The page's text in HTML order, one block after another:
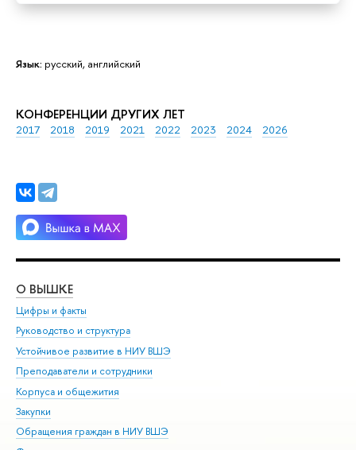
Язык: русский, английский
КОНФЕРЕНЦИИ ДРУГИХ ЛЕТ
2017 2018 2019 2021 2022 2023 2024 2026
О ВЫШКЕ
Цифры и факты
Руководство и структура
Устойчивое развитие в НИУ ВШЭ
Преподаватели и сотрудники
Корпуса и общежития
Закупки
Обращения граждан в НИУ ВШЭ